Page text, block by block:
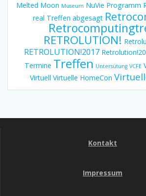
Melted Moon Museum NuVie Programm
real Treffen abgesagt
RETROLUTION!
RETROLUTION!2017
Termine Treffen Untersütung VCFE
Virtuell Virtuelle HomeCon
Kontakt
Impressum